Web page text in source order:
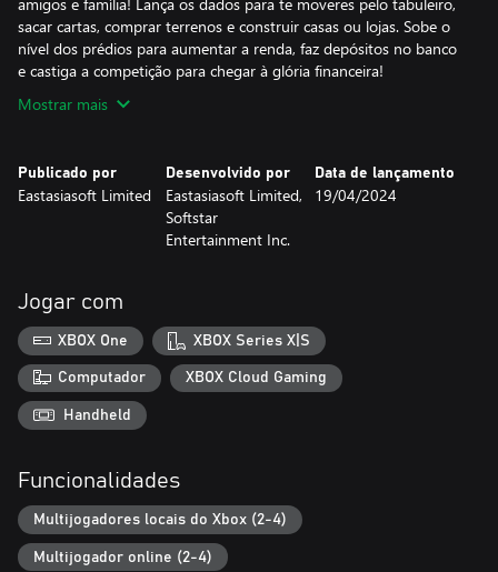
sacar cartas, comprar terrenos e construir casas ou lojas. Sobe o
nível dos prédios para aumentar a renda, faz depósitos no banco
e castiga a competição para chegar à glória financeira!
Mostrar mais
Publicado por
Eastasiasoft Limited
Desenvolvido por
Eastasiasoft Limited,
Softstar
Entertainment Inc.
Data de lançamento
19/04/2024
Jogar com
XBOX One XBOX Series X|S
Computador XBOX Cloud Gaming
Handheld
Funcionalidades
Multijogadores locais do Xbox (2-4)
Multijogador online (2-4)